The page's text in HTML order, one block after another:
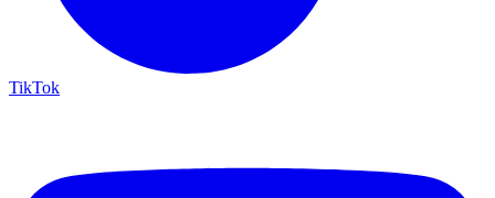
TikTok